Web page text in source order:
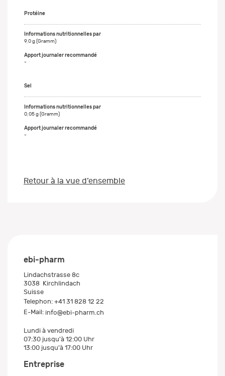
Protéine
9,0 g (Gramm)
-
Sel
0,05 g (Gramm)
-
Retour à la vue d’ensemble
ebi-pharm
Lindachstrasse 8c
3038 Kirchlindach
Suisse
Telephon: +41 31 828 12 22
E-Mail: info@ebi-pharm.ch
Lundi à vendredi
07:30 jusqu'à 12:00 Uhr
13:00 jusqu'à 17:00 Uhr
Entreprise